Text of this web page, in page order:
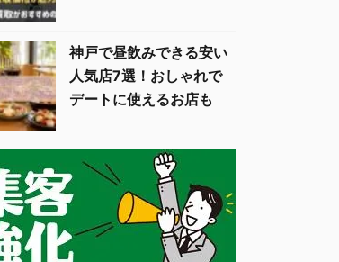
神戸で昼飲みできる安い
人気店7選！おしゃれで
デートに使えるお店も